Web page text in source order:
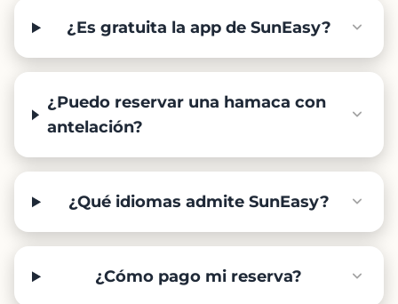
¿Es gratuita la app de SunEasy?
¿Puedo reservar una hamaca con
antelación?
¿Qué idiomas admite SunEasy?
¿Cómo pago mi reserva?